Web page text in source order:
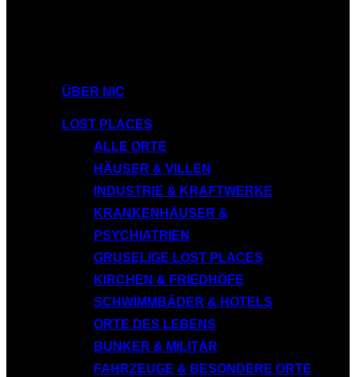
ÜBER NIC
LOST PLACES
ALLE ORTE
HÄUSER & VILLEN
INDUSTRIE & KRAFTWERKE
KRANKENHÄUSER &
PSYCHIATRIEN
GRUSELIGE LOST PLACES
KIRCHEN & FRIEDHÖFE
SCHWIMMBÄDER & HOTELS
ORTE DES LEBENS
BUNKER & MILITÄR
FAHRZEUGE & BESONDERE ORTE